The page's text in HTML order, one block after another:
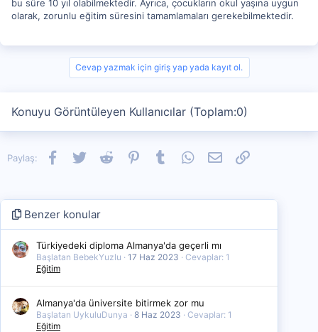
bu süre 10 yıl olabilmektedir. Ayrıca, çocukların okul yaşına uygun
olarak, zorunlu eğitim süresini tamamlamaları gerekebilmektedir.
Cevap yazmak için giriş yap yada kayıt ol.
Konuyu Görüntüleyen Kullanıcılar (Toplam:0)
Paylaş: Facebook
TwitterReddit PinterestTumblrWhatsApp
E-postaLink
Benzer konular
Türkiyedeki diploma Almanya'da geçerli mı
Başlatan BebekYuzlu 17 Haz 2023
Cevaplar: 1
Eğitim
Almanya'da üniversite bitirmek zor mu
Başlatan UykuluDunya 8 Haz 2023
Cevaplar: 1
Eğitim